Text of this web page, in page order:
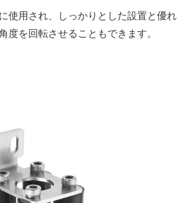
使用され、しっかりとした設置と優れ
度を回転させることもできます。